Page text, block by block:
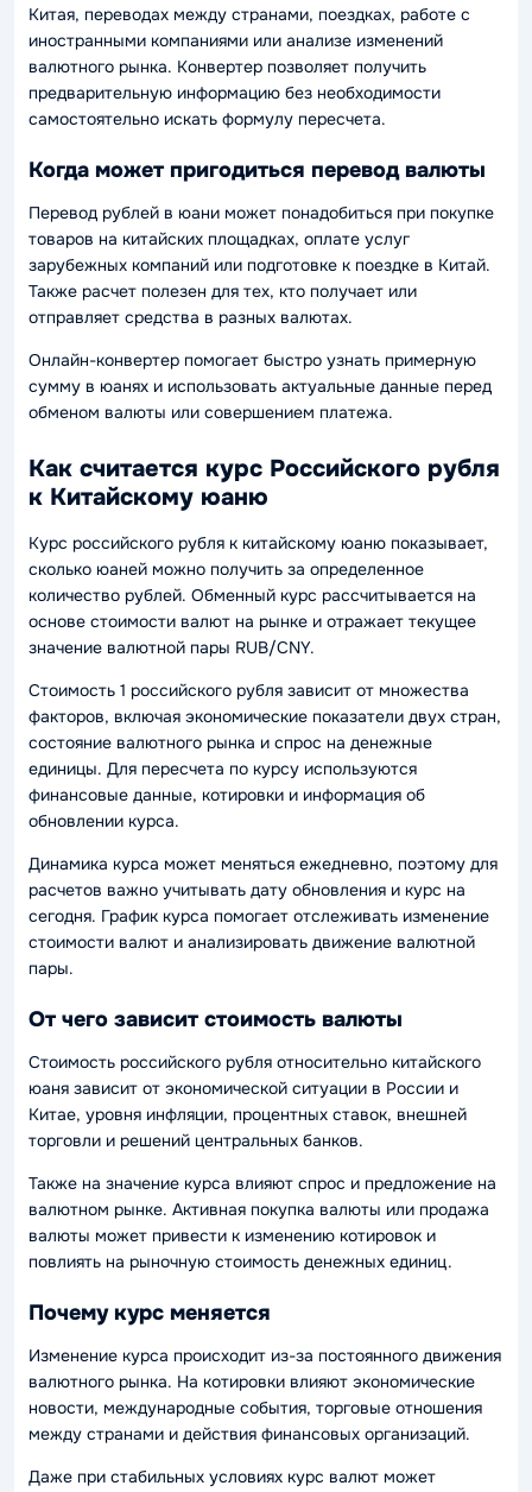
Китая, переводах между странами, поездках, работе с
иностранными компаниями или анализе изменений
валютного рынка. Конвертер позволяет получить
предварительную информацию без необходимости
самостоятельно искать формулу пересчета.
Когда может пригодиться перевод валюты
Перевод рублей в юани может понадобиться при покупке
товаров на китайских площадках, оплате услуг
зарубежных компаний или подготовке к поездке в Китай.
Также расчет полезен для тех, кто получает или
отправляет средства в разных валютах.
Онлайн-конвертер помогает быстро узнать примерную
сумму в юанях и использовать актуальные данные перед
обменом валюты или совершением платежа.
Как считается курс Российского рубля
к Китайскому юаню
Курс российского рубля к китайскому юаню показывает,
сколько юаней можно получить за определенное
количество рублей. Обменный курс рассчитывается на
основе стоимости валют на рынке и отражает текущее
значение валютной пары RUB/CNY.
Стоимость 1 российского рубля зависит от множества
факторов, включая экономические показатели двух стран,
состояние валютного рынка и спрос на денежные
единицы. Для пересчета по курсу используются
финансовые данные, котировки и информация об
обновлении курса.
Динамика курса может меняться ежедневно, поэтому для
расчетов важно учитывать дату обновления и курс на
сегодня. График курса помогает отслеживать изменение
стоимости валют и анализировать движение валютной
пары.
От чего зависит стоимость валюты
Стоимость российского рубля относительно китайского
юаня зависит от экономической ситуации в России и
Китае, уровня инфляции, процентных ставок, внешней
торговли и решений центральных банков.
Также на значение курса влияют спрос и предложение на
валютном рынке. Активная покупка валюты или продажа
валюты может привести к изменению котировок и
повлиять на рыночную стоимость денежных единиц.
Почему курс меняется
Изменение курса происходит из-за постоянного движения
валютного рынка. На котировки влияют экономические
новости, международные события, торговые отношения
между странами и действия финансовых организаций.
Даже при стабильных условиях курс валют может